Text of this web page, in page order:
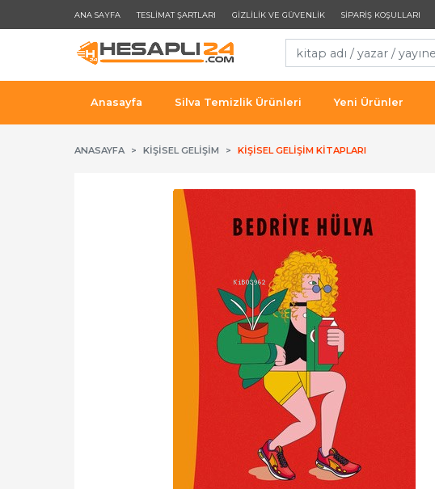
ANA SAYFA TESLIMAT ŞARTLARI GIZLILIK VE GÜVENLIK SIPARIŞ KOŞULLARI
Anasayfa Silva Temizlik Ürünleri Yeni Ürünler
ANASAYFA KIŞISEL GELIŞIM KIŞISEL GELIŞIM KITAPLARI